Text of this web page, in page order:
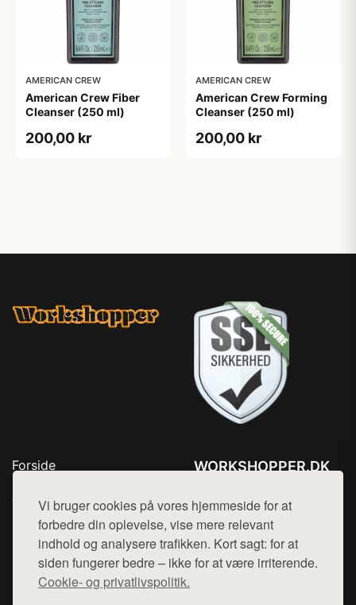
Vi bruger cookies på vores hjemmeside for at
forbedre din oplevelse, vise mere relevant
indhold og analysere trafikken. Kort sagt: for at
siden fungerer bedre – ikke for at være irriterende.
Cookie- og privatlivspolitik.
AMERICAN CREW
American Crew Fiber
Cleanser (250 ml)
200,00 kr
AMERICAN CREW
American Crew Forming
Cleanser (250 ml)
200,00 kr
Forside
Top Rabatter
Kontakt
WORKSHOPPER.DK
Mail: hej@want.dk
Cookie- og privatlivspolitik